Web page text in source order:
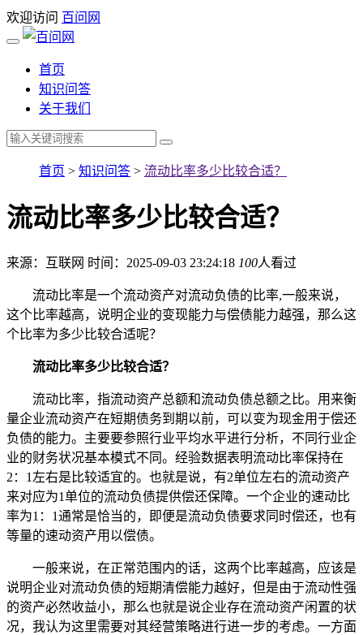
欢迎访问 百问网
首页
知识问答
关于我们
首页 > 知识问答 > 流动比率多少比较合适？
流动比率多少比较合适？
来源：互联网 时间：2025-09-03 23:24:18 100人看过
流动比率是一个流动资产对流动负债的比率,一般来说，
这个比率越高，说明企业的变现能力与偿债能力越强，那么这
个比率为多少比较合适呢？
流动比率多少比较合适？
流动比率，指流动资产总额和流动负债总额之比。用来衡
量企业流动资产在短期债务到期以前，可以变为现金用于偿还
负债的能力。主要要参照行业平均水平进行分析，不同行业企
业的财务状况基本模式不同。经验数据表明流动比率保持在
2：1左右是比较适宜的。也就是说，有2单位左右的流动资产
来对应为1单位的流动负债提供偿还保障。一个企业的速动比
率为1：1通常是恰当的，即便是流动负债要求同时偿还，也有
等量的速动资产用以偿债。
一般来说，在正常范围内的话，这两个比率越高，应该是
说明企业对流动负债的短期清偿能力越好，但是由于流动性强
的资产必然收益小，那么也就是说企业存在流动资产闲置的状
况，我认为这里需要对其经营策略进行进一步的考虑。一方面